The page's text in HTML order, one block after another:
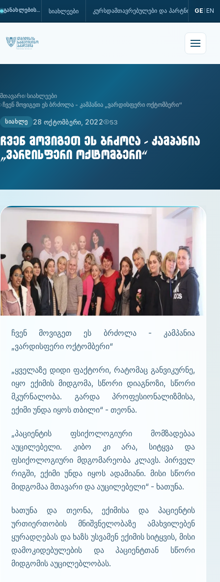
განახლების პროცესშია სიახლეები კურსდამთავრებულები და პარტნიორები
GE EN
მთავარი სიახლეები
ჩვენ მოვიგეთ ეს ბრძოლა - კამპანია „ვარდისფერი ოქტომბერი“
ᲡᲘᲐᲮᲚᲔ 28 ოქტომბერი, 2022 53
ჩვენ მოვიგეთ ეს ბრძოლა - კამპანია
„ვარდისფერი ოქტომბერი“
ჩვენ მოვიგეთ ეს ბრძოლა - კამპანია
„ვარდისფერი ოქტომბერი“
„ყველაზე დიდი ფაქტორი, რატომაც განვიკურნე,
იყო ექიმის მიდგომა, სწორი დიაგნოზი, სწორი
მკურნალობა. გარდა პროფესიონალიზმისა,
ექიმი უნდა იყოს თბილი“ - თეონა.
„პაციენტის ფსიქოლოგიური მომზადებაა
აუცილებელი. კიბო კი არა, სიტყვა და
ფსიქოლოგიური მდგომარეობა კლავს. პირველ
რიგში, ექიმი უნდა იყოს ადამიანი. მისი სწორი
მიდგომაა მთავარი და აუცილებელი“ - ხათუნა.
ხათუნა და თეონა, ექიმისა და პაციენტის
ურთიერთობის მნიშვნელობაზე ამახვილებენ
ყურადღებას და ხაზს უსვამენ ექიმის სიტყვის, მისი
დამოკიდებულების და პაციენტთან სწორი
მიდგომის აუცილებლობას.